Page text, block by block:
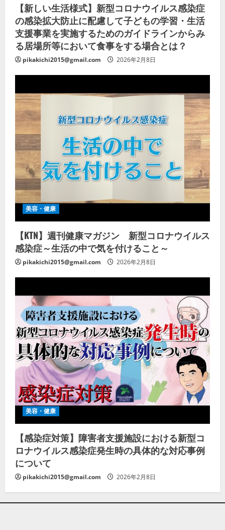
【新しい生活様式】新型コロナウイルス感染症
の感染拡大防止に配慮して子どもの学習・生活
支援事業を実施するためのガイドラインからみ
る居場所等において食事をする場合とは？
pikakichi2015@gmail.com 2026年2月8日
美容・健康
【KTN】週刊健康マガジン 新型コロナウイルス
感染症～生活の中で気を付けること～
pikakichi2015@gmail.com 2026年2月8日
美容・健康
【感染症対策】障害者支援施設における新型コ
ロナウイルス感染症発生時の具体的な対応事例
について
pikakichi2015@gmail.com 2026年2月8日